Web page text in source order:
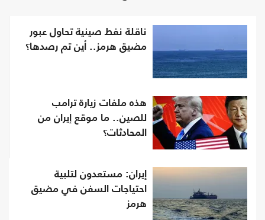
ناقلة نفط صينية تحاول عبور
مضيق هرمز.. أين تم رصدها؟
هذه ملفات زيارة ترامب
للصين.. ما موقع إيران من
المحادثات؟
إيران: مستعدون لتلبية
احتياجات السفن في مضيق
هرمز